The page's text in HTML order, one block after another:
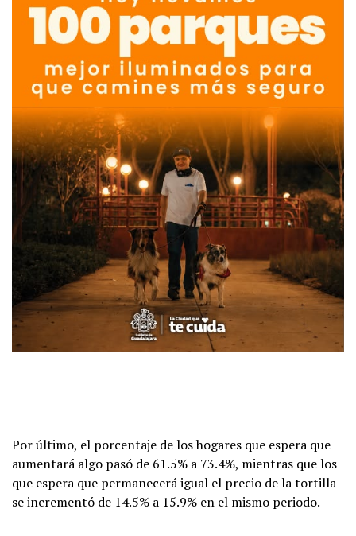
Por último, el porcentaje de los hogares que espera que
aumentará algo pasó de 61.5% a 73.4%, mientras que los
que espera que permanecerá igual el precio de la tortilla
se incrementó de 14.5% a 15.9% en el mismo periodo.